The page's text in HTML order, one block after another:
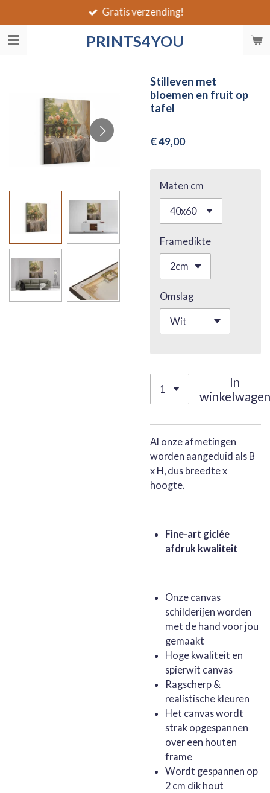
direct
naar
PRINTS4YOU
Gratis verzending!
Stilleven met
bloemen en fruit op
tafel
€ 49,00
Maten cm
Framedikte
Omslag
In
winkelwagen
Al onze afmetingen
worden aangeduid als B
x H, dus breedte x
hoogte.
Fine-art giclée
afdruk kwaliteit
Onze canvas
schilderijen worden
met de hand voor jou
gemaakt
Hoge kwaliteit en
spierwit canvas
Ragscherp &
realistische kleuren
Het canvas wordt
strak opgespannen
over een houten
frame
Wordt gespannen op
2 cm dik hout